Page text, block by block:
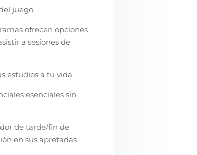
juego.
ofrecen opciones
a sesiones de
estudios a tu vida.
esenciales sin
de tarde/fin de
en sus apretadas